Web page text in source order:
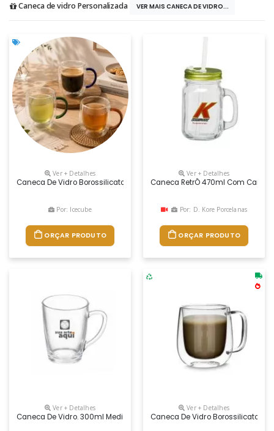
Caneca de vidro Personalizada VER MAIS CANECA DE VIDRO...
Ver + Detalhes
Caneca De Vidro Borossilicato Com Capacidade De Até 350ml E
Por: Icecube
ORÇAR PRODUTO
Ver + Detalhes
Caneca RetrÔ 470ml Com
Por: D. Kore Porcelanas
ORÇAR PRODUTO
Ver + Detalhes
Caneca De Vidro. 300ml Medidas Aproximadas: Ø 8cm X 10,5cm Alt.
Ver + Detalhes
Caneca De Vidro Borossilicato